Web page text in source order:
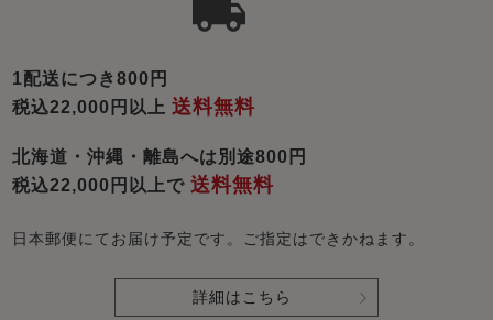
1配送につき800円
税込22,000円以上送料無料
北海道・沖縄・離島へは別途800円
税込22,000円以上で送料無料
日本郵便にてお届け予定です。ご指定はできかねます。
詳細はこちら